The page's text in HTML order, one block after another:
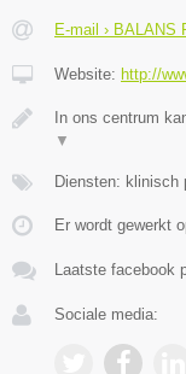
E-mail › BALANS
Website: http://
In ons centrum
▼
Diensten: klinisch
Er wordt gewerkt
Laatste facebook
Sociale media: